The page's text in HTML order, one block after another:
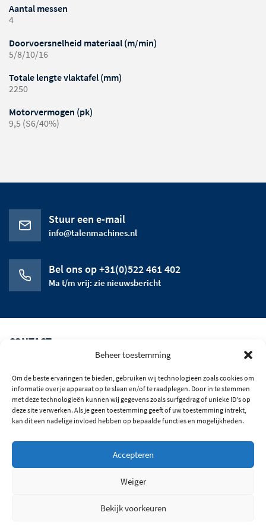
Beheer toestemming
Om de beste ervaringen te bieden, gebruiken wij technologieën zoals cookies om
informatie over je apparaat op te slaan en/of te raadplegen. Door in te stemmen
met deze technologieën kunnen wij gegevens zoals surfgedrag of unieke ID's op
deze site verwerken. Als je geen toestemming geeft of uw toestemming intrekt,
kan dit een nadelige invloed hebben op bepaalde functies en mogelijkheden.
Accepteren
Weiger
Bekijk voorkeuren
Aantal messen
4
Doorvoersnelheid materiaal (m/min)
5/8/10/16
Totale lengte vlaktafel (mm)
2250
Motorvermogen (pk)
9,5 (S6/40%)
Stuur een e-mail
info@talenmachines.nl
Bel ons op +31(0)522 461 402
Ma t/m vrij: zie nieuwsbericht
CONTACT
HET BEDRIJF
OPENINGSTIJDEN
© 2026 Alle rechten voorbehouden